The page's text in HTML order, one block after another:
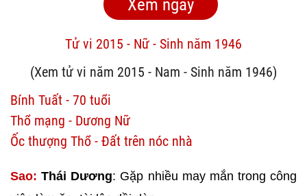
Tử vi 2015 - Nữ - Sinh năm 1946
(Xem tử vi năm 2015 - Nam - Sinh năm 1946)
Bính Tuất - 70 tuổi
Thổ mạng - Dương Nữ
Ốc thượng Thổ - Đất trên nóc nhà
Sao: Thái Dương: Gặp nhiều may mắn trong công